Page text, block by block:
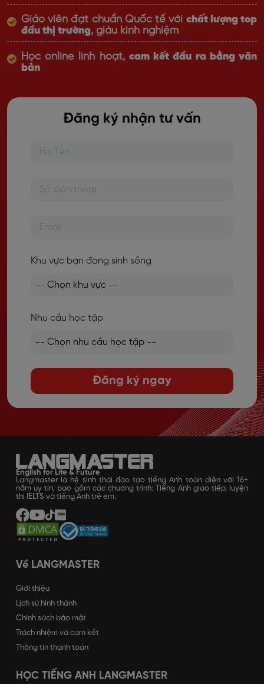
Giáo viên đạt chuẩn Quốc tế với chất lượng top
đầu thị trường, giàu kinh nghiệm
Học online linh hoạt, cam kết đầu ra bằng văn
bản
Đăng ký nhận tư vấn
Khu vực bạn đang sinh sống
Nhu cầu học tập
Đăng ký ngay
English for Life & Future
Langmaster là hệ sinh thái đào tạo tiếng Anh toàn diện với 16+
năm uy tín, bao gồm các chương trình: Tiếng Anh giao tiếp, luyện
thi IELTS và tiếng Anh trẻ em.
Về LANGMASTER
Giới thiệu
Lịch sử hình thành
Chính sách bảo mật
Trách nhiệm và cam kết
Thông tin thanh toán
HỌC TIẾNG ANH LANGMASTER